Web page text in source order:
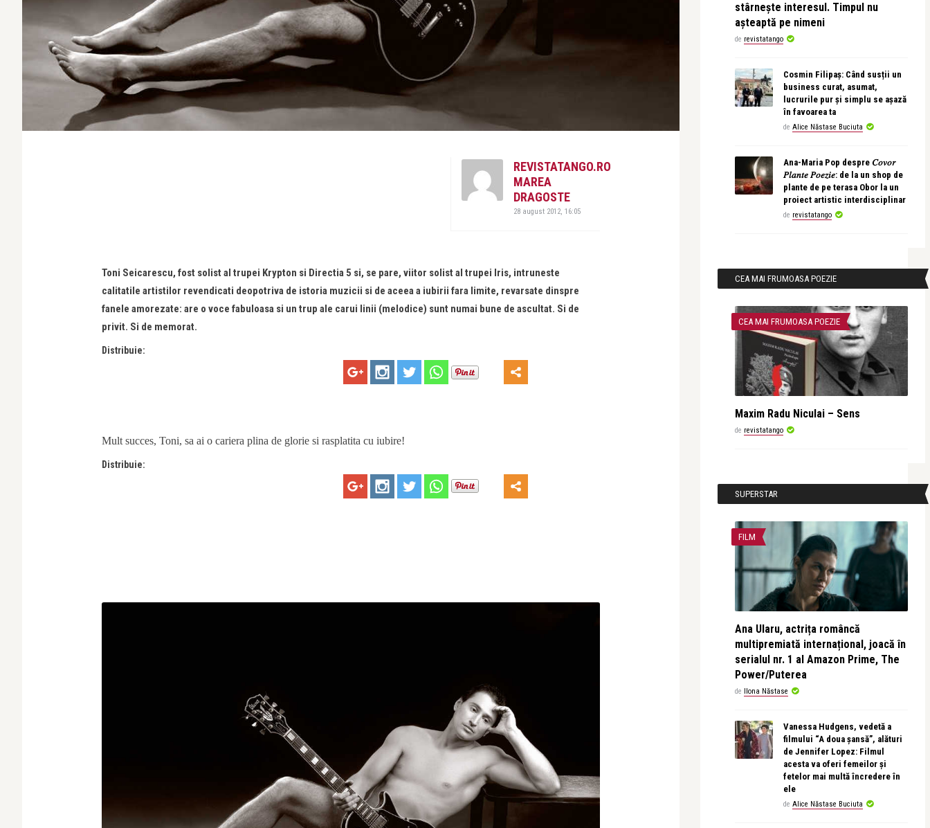
REVISTATANGO.RO
MAREA
DRAGOSTE
28 august 2012, 16:05
Toni Seicarescu, fost solist al trupei Krypton si Directia 5 si, se pare, viitor solist al trupei Iris, intruneste
calitatile artistilor revendicati deopotriva de istoria muzicii si de aceea a iubirii fara limite, revarsate dinspre
fanele amorezate: are o voce fabuloasa si un trup ale carui linii (melodice) sunt numai bune de ascultat. Si de
privit. Si de memorat.
Distribuie:
Mult succes, Toni, sa ai o cariera plina de glorie si rasplatita cu iubire!
Distribuie:
stârnește interesul. Timpul nu
așteaptă pe nimeni
de revistatango
Cosmin Filipaș: Când susții un
business curat, asumat,
lucrurile pur și simplu se așază
în favoarea ta
de Alice Năstase Buciuta
Ana-Maria Pop despre 𝐶𝑜𝑣𝑜𝑟
𝑃𝑙𝑎𝑛𝑡𝑒 𝑃𝑜𝑒𝑧𝑖𝑒: de la un shop de
plante de pe terasa Obor la un
proiect artistic interdisciplinar
de revistatango
CEA MAI FRUMOASA POEZIE
CEA MAI FRUMOASA POEZIE
Maxim Radu Niculai – Sens
de revistatango
SUPERSTAR
FILM
Ana Ularu, actrița româncă
multipremiată internațional, joacă în
serialul nr. 1 al Amazon Prime, The
Power/Puterea
de Ilona Năstase
Vanessa Hudgens, vedetă a
filmului “A doua șansă”, alături
de Jennifer Lopez: Filmul
acesta va oferi femeilor și
fetelor mai multă încredere în
ele
de Alice Năstase Buciuta